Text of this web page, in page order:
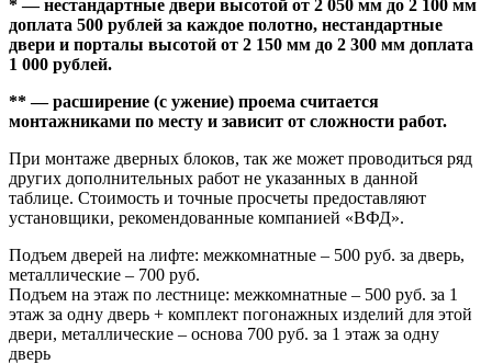
* — нестандартные двери высотой от 2 050 мм до 2 100 мм
доплата 500 рублей за каждое полотно, нестандартные
двери и порталы высотой от 2 150 мм до 2 300 мм доплата
1 000 рублей.
** — расширение (с ужение) проема считается
монтажниками по месту и зависит от сложности работ.
При монтаже дверных блоков, так же может проводиться ряд
других дополнительных работ не указанных в данной
таблице. Стоимость и точные просчеты предоставляют
установщики, рекомендованные компанией «ВФД».
Подъем дверей на лифте: межкомнатные – 500 руб. за дверь,
металлические – 700 руб.
Подъем на этаж по лестнице: межкомнатные – 500 руб. за 1
этаж за одну дверь + комплект погонажных изделий для этой
двери, металлические – основа 700 руб. за 1 этаж за одну
дверь